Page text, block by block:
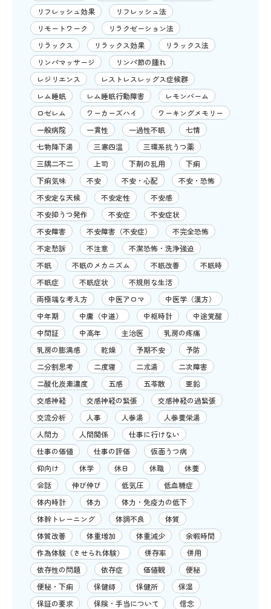
リフレッシュ効果
リフレッシュ法
リモートワーク
リラクゼーション法
リラックス
リラックス効果
リラックス法
リンパマッサージ
リンパ節の腫れ
レジリエンス
レストレスレッグス症候群
レム睡眠
レム睡眠行動障害
レモンバーム
ロゼレム
ワーカーズハイ
ワーキングメモリー
一般病院
一貫性 一過性不眠
七情
七物降下湯
三寒四温
三環系抗うつ薬
三隅二不二
上司 下剤の乱用
下痢
下痢気味
不安 不安・心配
不安・恐怖
不安定な天候
不安定性
不安感
不安抑うつ発作
不安症
不安症状
不安障害
不安障害（不安症）
不完全恐怖
不定愁訴
不注意
不潔恐怖・洗浄強迫
不眠
不眠のメカニズム 不眠改善
不眠時
不眠症
不眠症状
不規則な生活
両極端な考え方
中医アロマ
中医学（漢方）
中年期
中庸（中道） 中枢時計
中途覚醒
中間証
中高年 主治医
乳房の疼痛
乳房の膨満感
乾燥 予期不安
予防
二分割思考
二度寝 二朮湯
二次障害
二酸化炭素濃度
五感 五苓散
亜鉛
交感神経
交感神経の緊張
交感神経の過緊張
交流分析
人事 人参湯
人参養栄湯
人間力
人間関係
仕事に行けない
仕事の価値
仕事の評価
仮面うつ病
仰向け
休学 休日 休職
休養
会話
伸び伸び 低気圧
低血糖症
体内時計
体力
体力・免疫力の低下
体幹トレーニング
体調不良
体質
体質改善
体重増加 体重減少
余暇時間
作為体験（させられ体験）
併存率
併用
依存性の問題
依存症 価値観
便秘
便秘・下痢
保健師 保健所
保湿
保証の要求
保険・手当について
信念